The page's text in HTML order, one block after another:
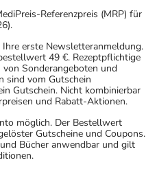
Referenzpreis (MRP) für
erste Newsletteranmeldung.
49 €. Rezeptpflichtige
Sonderangeboten und
sind vom Gutschein
Gutschein. Nicht kombinierbar
und Rabatt-Aktionen.
möglich. Der Bestellwert
Gutscheine und Coupons.
Bücher anwendbar und gilt